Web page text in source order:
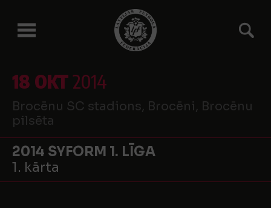
18 OKT2014
Brocēnu SC stadions, Brocēni, Brocēnu
pilsēta
2014 SYFORM 1. LĪGA
1. kārta